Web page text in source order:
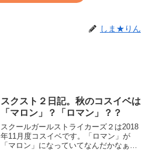
しま★りん
スクスト２日記。秋のコスイベは
「マロン」？「ロマン」？？
スクールガールストライカーズ２は2018
年11月度コスイベです。「ロマン」が
「マロン」になっていてなんだかなぁと